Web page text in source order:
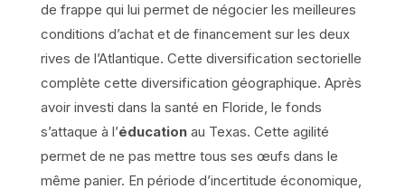
de frappe qui lui permet de négocier les meilleures
conditions d’achat et de financement sur les deux
rives de l’Atlantique. Cette diversification sectorielle
complète cette diversification géographique. Après
avoir investi dans la santé en Floride, le fonds
s’attaque à l’éducationau Texas. Cette agilité
permet de ne pas mettre tous ses œufs dans le
même panier. En période d’incertitude économique,